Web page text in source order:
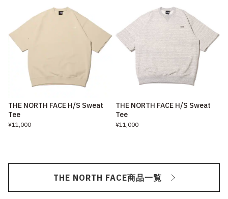
THE NORTH FACE H/S Sweat
Tee
¥11,000
THE NORTH FACE H/S Sweat
Tee
¥11,000
THE NORTH FACE商品一覧